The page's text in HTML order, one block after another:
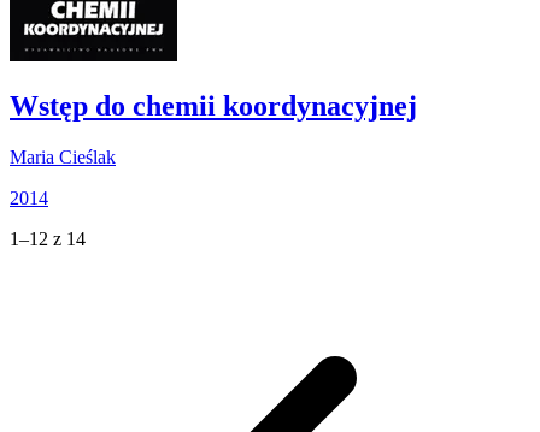
Wstęp do chemii koordynacyjnej
Maria Cieślak
2014
1–12 z 14